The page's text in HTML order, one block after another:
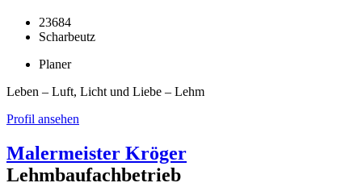
23684
Scharbeutz
Planer
Leben – Luft, Licht und Liebe – Lehm
Profil ansehen
Malermeister Kröger
Lehmbaufachbetrieb